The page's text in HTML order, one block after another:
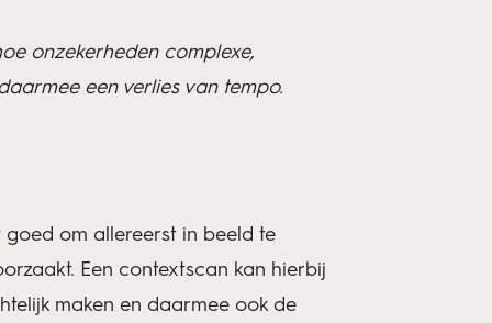
onzekerheden complexe,
een verlies van tempo.
om allereerst in beeld te
Een contextscan kan hierbij
maken en daarmee ook de